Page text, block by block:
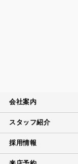
会社案内
スタッフ紹介
採用情報